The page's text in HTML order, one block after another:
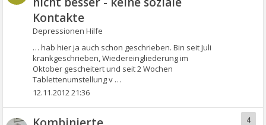
Kontakte
Depressionen Hilfe
… hab hier ja auch schon geschrieben. Bin seit Juli
krankgeschrieben, Wiedereingliederung im
Oktober gescheitert und seit 2 Wochen
Tablettenumstellung v …
12.11.2012 21:36
4